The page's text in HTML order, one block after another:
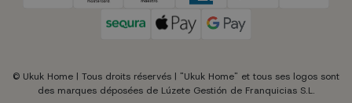
© Ukuk Home | Tous droits réservés | "Ukuk Home" et tous ses logos sont
des marques déposées de Lúzete Gestión de Franquicias S.L.